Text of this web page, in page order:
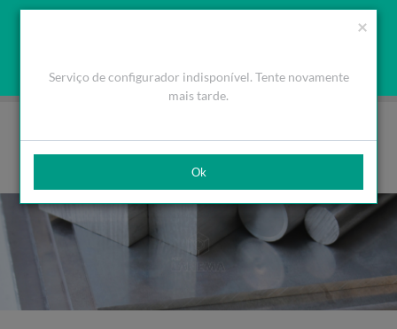
Usamos cookies para melhorar a navegação. Ao fechar esta
O que são Cookies
PT
Área Cliente
Orçamento(0)
×
Serviço de configurador indisponível. Tente novamente
mais tarde.
Ok